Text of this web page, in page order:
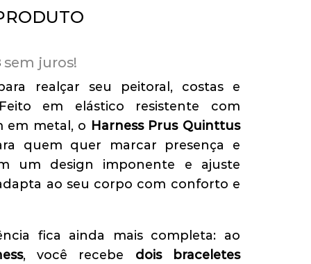
sem juros!
realçar seu peitoral, costas e
em elástico resistente com
em metal, o Harness Prus Quinttus
quem quer marcar presença e
um design imponente e ajuste
ao seu corpo com conforto e
fica ainda mais completa: ao
, você recebe dois braceletes